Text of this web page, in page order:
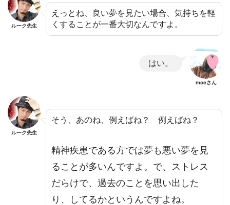
ルーク先生
えっとね、良い夢を見たい場合、気持ちを軽
くすることが一番大切なんですよ。
はい。
moeさん
ルーク先生
そう、あのね、例えばね？ 例えばね？
精神疾患である方では夢も悪い夢を見
ることが多いんですよ。で、ストレス
だらけで、過去のことを思い出した
り、してるかというんですよね。